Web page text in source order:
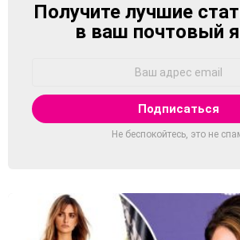
NEWSLETTER
Получите лучшие
в ваш почтовый
Не беспокойтесь, это не